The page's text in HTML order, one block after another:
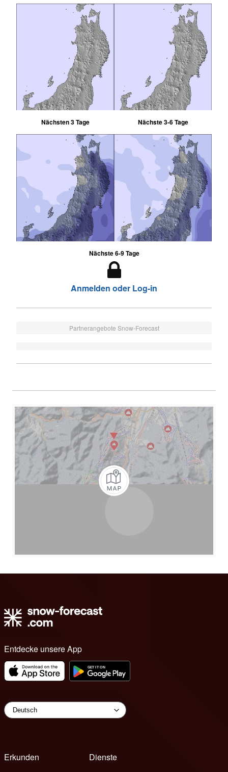
Nächsten 3 Tage Nächste 3-6 Tage
Nächste 6-9 Tage
Anmelden oder Log-in
Partnerangebote Snow-Forecast
Entdecke unsere App
Erkunden
Dienste